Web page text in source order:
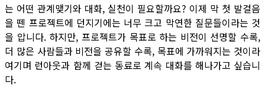
는 어떤 관계맺기와 대화, 실천이 필요할까요? 이제 막 첫 발걸음
을 뗀 프로젝트에 던지기에는 너무 크고 막연한 질문들이라는 것
을 압니다. 하지만, 프로젝트가 목표로 하는 비전이 선명할 수록,
더 많은 사람들과 비전을 공유할 수록, 목표에 가까워지는 것이라
여기며 런아웃과 함께 걷는 동료로 계속 대화를 해나가고 싶습니
다.